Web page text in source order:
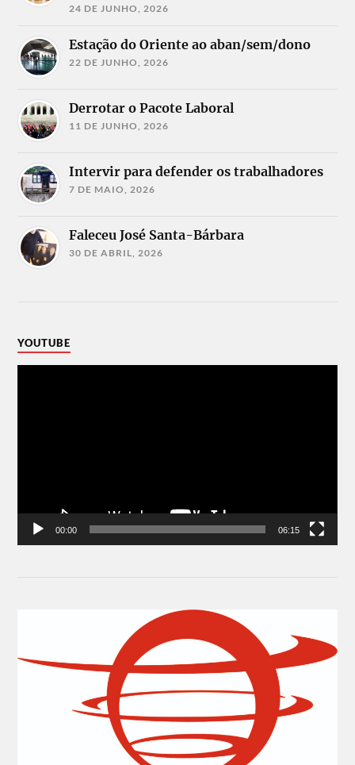
24 DE JUNHO, 2026
Estação do Oriente ao aban/sem/dono
22 DE JUNHO, 2026
Derrotar o Pacote Laboral
11 DE JUNHO, 2026
Intervir para defender os trabalhadores
7 DE MAIO, 2026
Faleceu José Santa-Bárbara
30 DE ABRIL, 2026
YOUTUBE
00:00 06:15